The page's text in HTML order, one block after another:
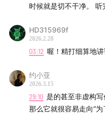
00:24:40即使陌生领域的
00:28:00非虚构写作并非
00:31:50创作不是工业流
00:33:50 若无表达意图，
00:36:50只有通过感受材
时候就是切不干净。
HD315969f
2026.2.28
03:12 喔！精打细算地
约小亚
2026.3.15
29:10 是的甚至非虚构
那么它就很容易走向“